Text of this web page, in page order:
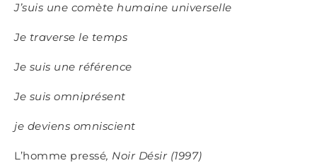
J’suis une comète humaine universelle
Je traverse le temps
Je suis une référence
Je suis omniprésent
je deviens omniscient
L’homme pressé, Noir Désir (1997)